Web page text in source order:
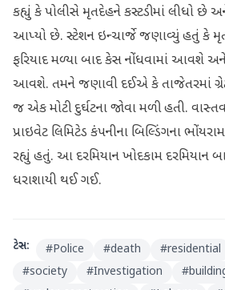
કહ્યું કે પોલીસે મૃતદેહને કસ્ટડીમાં લીધો છે અને
આપ્યો છે. સ્ટેશન ઇન્ચાર્જે જણાવ્યું હતું કે
ફરિયાદ મળ્યા બાદ કેસ નોંધવામાં આવશે અને
આવશે. તમને જણાવી દઈએ કે તાજેતરમાં
જ એક મોટી દુર્ઘટના જોવા મળી હતી.
પ્રાઇવેટ લિમિટેડ કંપનીના બિલ્ડિંગના
રહ્યું હતું. આ દરમિયાન ખોદકામ દરમિયાન
ધરાશાયી થઈ ગઈ.
ટેગ્સ: #Police #death #residential
#society #Investigation #